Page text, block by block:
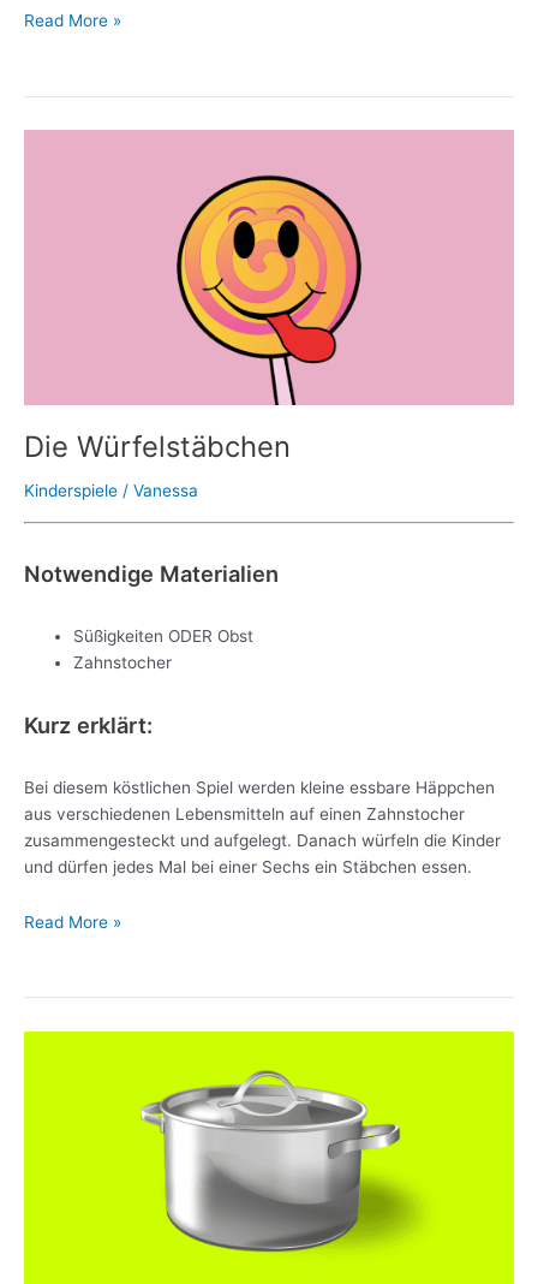
Read More »
Die Würfelstäbchen
Kinderspiele / Vanessa
Notwendige Materialien
Süßigkeiten ODER Obst
Zahnstocher
Kurz erklärt:
Bei diesem köstlichen Spiel werden kleine essbare Häppchen
aus verschiedenen Lebensmitteln auf einen Zahnstocher
zusammengesteckt und aufgelegt. Danach würfeln die Kinder
und dürfen jedes Mal bei einer Sechs ein Stäbchen essen.
Read More »